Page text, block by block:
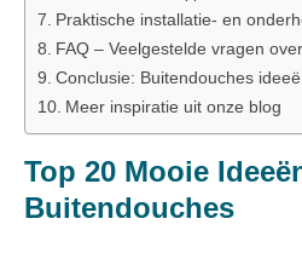
Praktische installatie‑ en
FAQ – Veelgestelde vragen
Conclusie: Buitendouches
Meer inspiratie uit onze blog
Top 20 Mooie
Buitendouches